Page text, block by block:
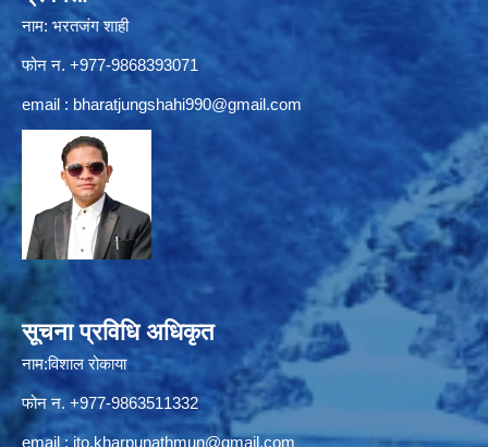
नाम: भरतजंग शाही
फोन न. +977-9868393071
email : bharatjungshahi990@gmail.com
सूचना प्रविधि अधिकृत
नाम:विशाल रोकाया
फोन न. +977-9863511332
email : ito.kharpunathmun@gmail.com